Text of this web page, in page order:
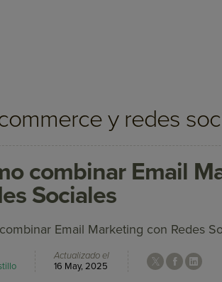
y redes
combinar Email
Sociales
Email Marketing con Redes
Actualizado el
16 May, 2025